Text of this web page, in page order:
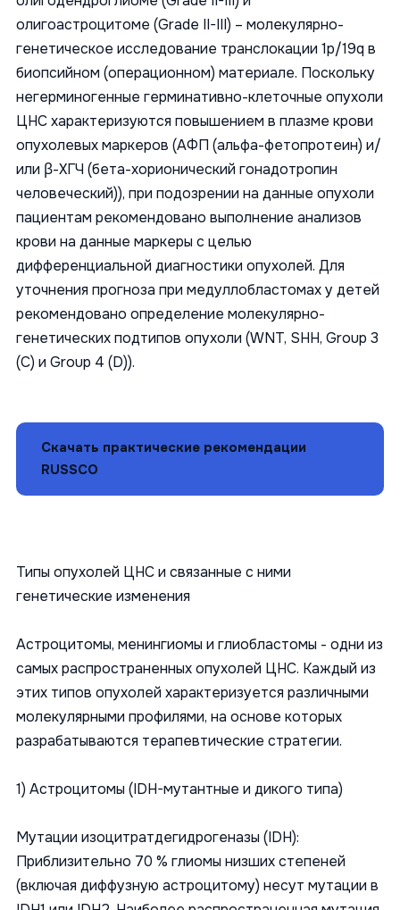
олигоастроцитоме (Grade II-III) – молекулярно-
генетическое исследование транслокации 1p/19q в
биопсийном (операционном) материале. Поскольку
негерминогенные герминативно-клеточные опухоли
ЦНС характеризуются повышением в плазме крови
опухолевых маркеров (АФП (альфа-фетопротеин) и/
или β-ХГЧ (бета-хорионический гонадотропин
человеческий)), при подозрении на данные опухоли
пациентам рекомендовано выполнение анализов
крови на данные маркеры с целью
дифференциальной диагностики опухолей. Для
уточнения прогноза при медуллобластомах у детей
рекомендовано определение молекулярно-
генетических подтипов опухоли (WNT, SHH, Group 3
(C) и Group 4 (D)).
Скачать практические рекомендации
RUSSCO
Типы опухолей ЦНС и связанные с ними
генетические изменения
Астроцитомы, менингиомы и глиобластомы - одни из
самых распространенных опухолей ЦНС. Каждый из
этих типов опухолей характеризуется различными
молекулярными профилями, на основе которых
разрабатываются терапевтические стратегии.
1) Астроцитомы (IDH-мутантные и дикого типа)
Мутации изоцитратдегидрогеназы (IDH):
Приблизительно 70 % глиомы низших степеней
(включая диффузную астроцитому) несут мутации в